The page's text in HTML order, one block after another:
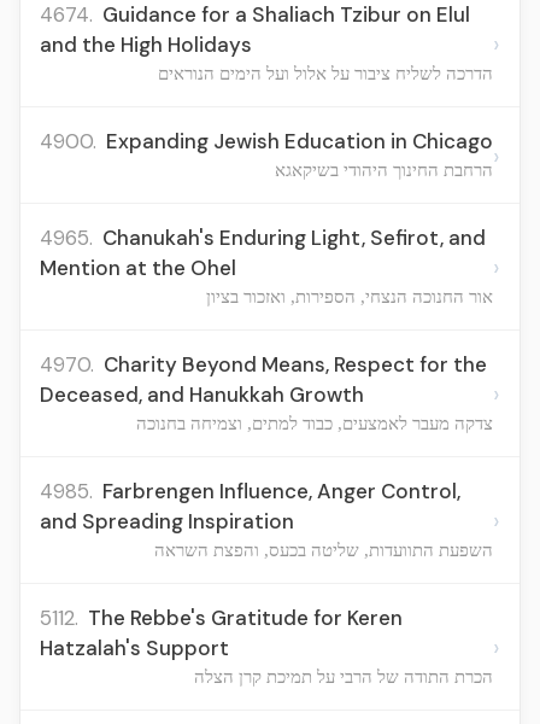
4674. Guidance for a Shaliach Tzibur on Elul
and the High Holidays
הדרכה לשליח ציבור על אלול ועל הימים הנוראים
›
4900. Expanding Jewish Education in Chicago
הרחבת החינוך היהודי בשיקאגא›
4965. Chanukah's Enduring Light, Sefirot, and
Mention at the Ohel
אור החנוכה הנצחי, הספירות, ואזכור בציון
›
4970. Charity Beyond Means, Respect for the
Deceased, and Hanukkah Growth
צדקה מעבר לאמצעים, כבוד למתים, וצמיחה בחנוכה
›
4985. Farbrengen Influence, Anger Control,
and Spreading Inspiration
השפעת התוועדות, שליטה בכעס, והפצת השראה
›
5112. The Rebbe's Gratitude for Keren
Hatzalah's Support
הכרת התודה של הרבי על תמיכת קרן הצלה
›